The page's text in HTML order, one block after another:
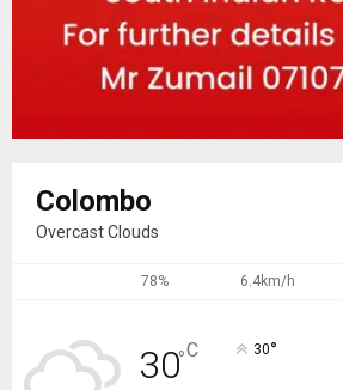
Colombo
Overcast Clouds
78% 6.4km/h
30°C 30°